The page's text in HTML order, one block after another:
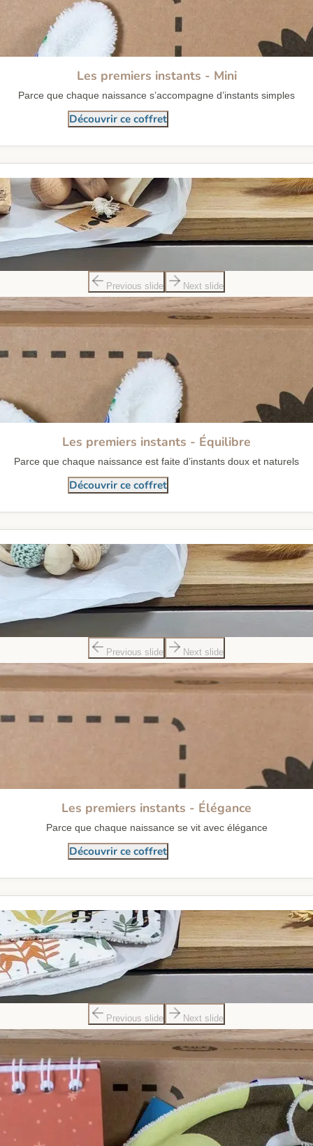
Les premiers instants - Mini
Parce que chaque naissance s’accompagne d’instants simples
Découvrir ce coffret
Previous slide Next slide
Les premiers instants - Équilibre
Parce que chaque naissance est faite d’instants doux et naturels
Découvrir ce coffret
Previous slide Next slide
Les premiers instants - Élégance
Parce que chaque naissance se vit avec élégance
Découvrir ce coffret
Previous slide Next slide